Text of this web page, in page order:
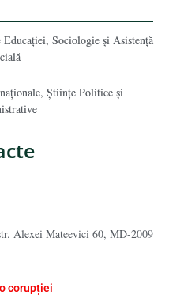
Sociologie și Asistență
Ştiinţe Politice şi
Alexei Mateevici 60, MD-2009
corupției